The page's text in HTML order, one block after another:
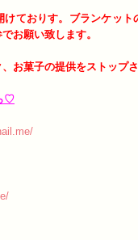
ておりす。 ブランケット
お願い致します。
お菓子の提供をストップ
♡